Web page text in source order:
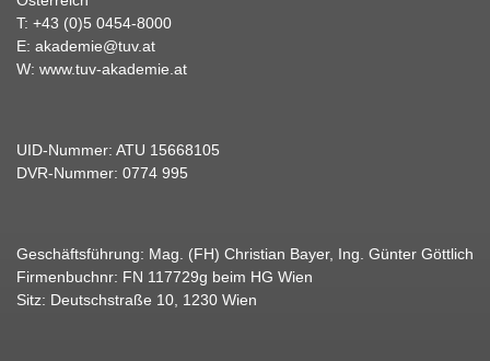
T: +43 (0)5 0454-8000
E: akademie@tuv.at
W: www.tuv-akademie.at
UID-Nummer: ATU 15668105
DVR-Nummer: 0774 995
Geschäftsführung: Mag. (FH) Christian Bayer, Ing. Günter Göttlich
Firmenbuchnr: FN 117729g beim HG Wien
Sitz: Deutschstraße 10, 1230 Wien